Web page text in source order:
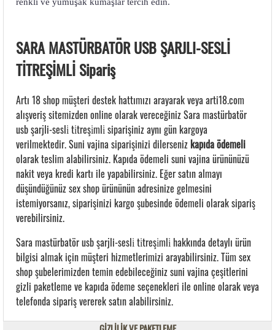
SARA MASTÜRBATÖR USB ŞARJLI-SESLİ
TİTREŞİMLİ Sipariş
Artı 18 shop müşteri destek hattımızı arayarak veya arti18.com
alışveriş sitemizden online olarak vereceğiniz Sara mastürbatör
usb şarjli-sesli̇ ti̇treşi̇mli̇ siparişiniz aynı gün kargoya
verilmektedir. Suni vajina siparişinizi dilerseniz kapıda ödemeli
olarak teslim alabilirsiniz. Kapıda ödemeli suni vajina ürününüzü
nakit veya kredi kartı ile yapabilirsiniz. Eğer satın almayı
düşündüğünüz sex shop ürününün adresinize gelmesini
istemiyorsanız, siparişinizi kargo şubesinde ödemeli olarak sipariş
verebilirsiniz.
Sara mastürbatör usb şarjli-sesli̇ ti̇treşi̇mli̇ hakkında detaylı ürün
bilgisi almak için müşteri hizmetlerimizi arayabilirsiniz. Tüm sex
shop şubelerimizden temin edebileceğiniz suni vajina çeşitlerini
gizli paketleme ve kapıda ödeme seçenekleri ile online olarak veya
telefonda sipariş vererek satın alabilirsiniz.